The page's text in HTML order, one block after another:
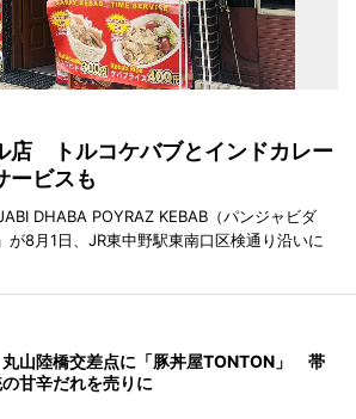
店 トルコケバブとインドカレー
ービスも
DHABA POYRAZ KEBAB（パンジャビダ
が8月1日、JR東中野駅東南口区検通り沿いに
丸山陸橋交差点に「豚丼屋TONTON」 帯
甘辛だれを売りに